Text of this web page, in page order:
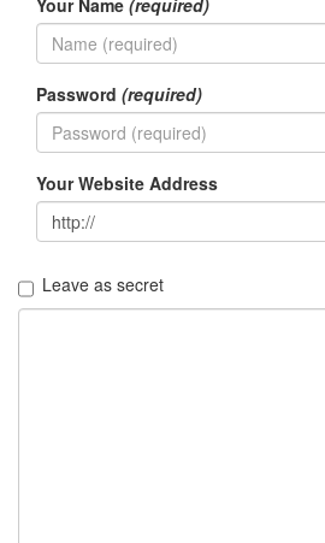
Password (required)
Your Website Address
Leave as secret